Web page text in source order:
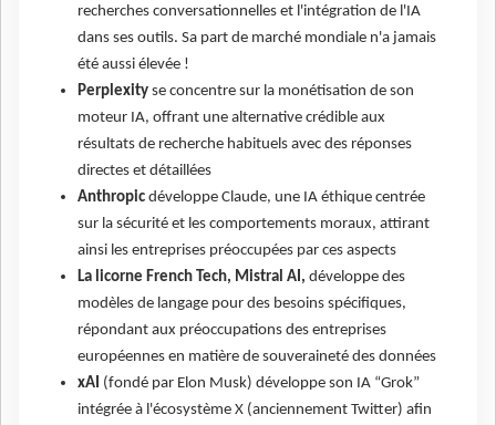
recherches conversationnelles et l'intégration de l'IA
dans ses outils. Sa part de marché mondiale n'a jamais
été aussi élevée !
Perplexity se concentre sur la monétisation de son
moteur IA, offrant une alternative crédible aux
résultats de recherche habituels avec des réponses
directes et détaillées
Anthropic développe Claude, une IA éthique centrée
sur la sécurité et les comportements moraux, attirant
ainsi les entreprises préoccupées par ces aspects
La licorne French Tech, Mistral AI, développe des
modèles de langage pour des besoins spécifiques,
répondant aux préoccupations des entreprises
européennes en matière de souveraineté des données
xAI (fondé par Elon Musk) développe son IA “Grok”
intégrée à l'écosystème X (anciennement Twitter) afin